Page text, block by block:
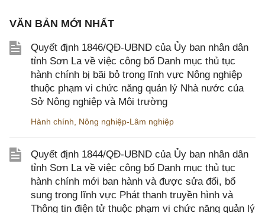
VĂN BẢN MỚI NHẤT
Quyết định 1846/QĐ-UBND của Ủy ban nhân dân
tỉnh Sơn La về việc công bố Danh mục thủ tục
hành chính bị bãi bỏ trong lĩnh vực Nông nghiệp
thuộc phạm vi chức năng quản lý Nhà nước của
Sở Nông nghiệp và Môi trường
Hành chính, Nông nghiệp-Lâm nghiệp
Quyết định 1844/QĐ-UBND của Ủy ban nhân dân
tỉnh Sơn La về việc công bố Danh mục thủ tục
hành chính mới ban hành và được sửa đổi, bổ
sung trong lĩnh vực Phát thanh truyền hình và
Thông tin điện tử thuộc phạm vi chức năng quản lý